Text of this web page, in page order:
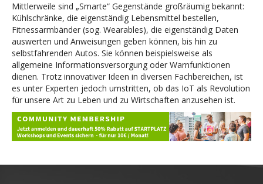
Mittlerweile sind „Smarte“ Gegenstände großräumig bekannt:
Kühlschränke, die eigenständig Lebensmittel bestellen,
Fitnessarmbänder (sog. Wearables), die eigenständig Daten
auswerten und Anweisungen geben können, bis hin zu
selbstfahrenden Autos. Sie können beispielsweise als
allgemeine Informationsversorgung oder Warnfunktionen
dienen. Trotz innovativer Ideen in diversen Fachbereichen, ist
es unter Experten jedoch umstritten, ob das IoT als Revolution
für unsere Art zu Leben und zu Wirtschaften anzusehen ist.